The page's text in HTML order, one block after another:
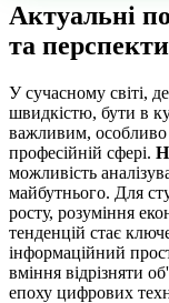
Актуальні
та
У сучасному світі,
швидкістю, бути в
важливим, особливо
професійній сфері.
можливість
майбутнього. Для
росту, розуміння
тенденцій стає
інформаційний
вміння відрізняти
епоху цифрових